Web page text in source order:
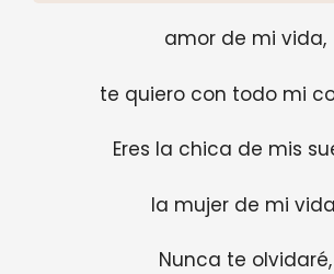
amor de mi vida,
te quiero con todo mi
Eres la chica de mis
la mujer de mi
Nunca te olvidaré,